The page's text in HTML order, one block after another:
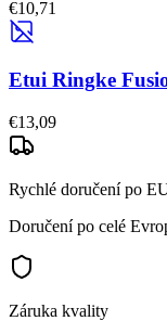
€10,71
Etui Ringke
€13,09
Rychlé doručení po
Doručení po celé
Záruka kvality